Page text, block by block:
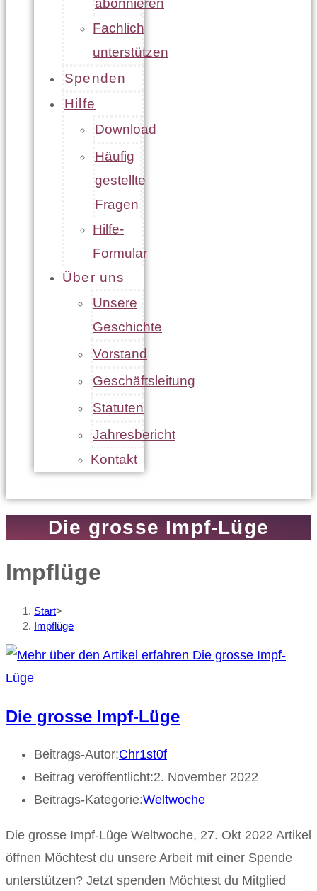
abonnieren
Fachlich
unterstützen
Spenden
Hilfe
Download
Häufig
gestellte
Fragen
Hilfe-
Formular
Über uns
Unsere
Geschichte
Vorstand
Geschäftsleitung
Statuten
Jahresbericht
Kontakt
Die grosse Impf-Lüge
Impflüge
Start>
Impflüge
Die grosse Impf-Lüge
Beitrags-Autor:Chr1st0f
Beitrag veröffentlicht:2. November 2022
Beitrags-Kategorie:Weltwoche
Die grosse Impf-Lüge Weltwoche, 27. Okt 2022 Artikel
öffnen Möchtest du unsere Arbeit mit einer Spende
unterstützen? Jetzt spenden Möchtest du Mitglied